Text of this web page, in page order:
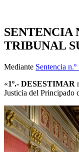
SENTENCIA
TRIBUNAL
Mediante Sentencia
«1º.- DESESTIMAR
Justicia del Principado